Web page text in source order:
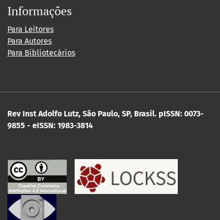
Informações
Para Leitores
Para Autores
Para Bibliotecários
Rev Inst Adolfo Lutz, São Paulo, SP, Brasil. pISSN: 0073-
9855 - eISSN: 1983-3814